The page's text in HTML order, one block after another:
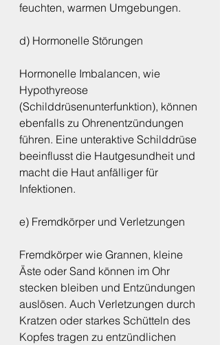
feuchten, warmen Umgebungen.
d) Hormonelle Störungen
Hormonelle Imbalancen, wie
Hypothyreose
(Schilddrüsenunterfunktion), können
ebenfalls zu Ohrenentzündungen
führen. Eine unteraktive Schilddrüse
beeinflusst die Hautgesundheit und
macht die Haut anfälliger für
Infektionen.
e) Fremdkörper und Verletzungen
Fremdkörper wie Grannen, kleine
Äste oder Sand können im Ohr
stecken bleiben und Entzündungen
auslösen. Auch Verletzungen durch
Kratzen oder starkes Schütteln des
Kopfes tragen zu entzündlichen